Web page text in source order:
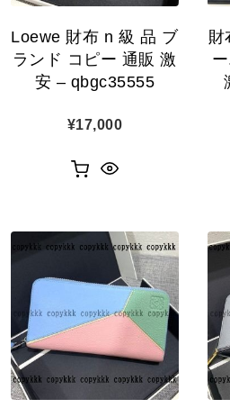
Loewe 財布 n 級 品 ブ
ランド コピー 通販 激
安 – qbgc35555
¥17,000
財